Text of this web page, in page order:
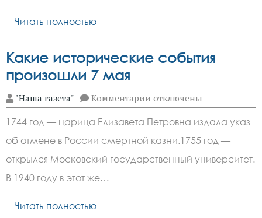
Читать полностью
Какие исторические события
произошли 7 мая
"Наша газета" Комментарии к
записи
Какие
исторические
события
произошли
7 мая
отключены
1744 год — царица Елизавета Петровна издала указ
об отмене в России смертной казни.1755 год —
открылся Московский государственный университет.
В 1940 году в этот же…
Читать полностью